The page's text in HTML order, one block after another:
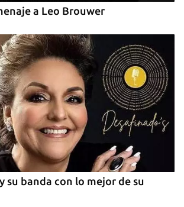
a Leo Brouwer
su banda con lo mejor de su